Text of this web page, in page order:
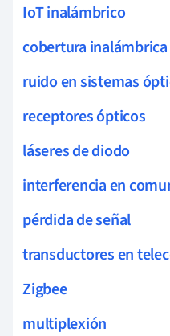
IoT inalámbrico
cobertura inalámbrica
ruido en sistemas
receptores ópticos
láseres de diodo
interferencia en
pérdida de señal
transductores en
Zigbee
multiplexión